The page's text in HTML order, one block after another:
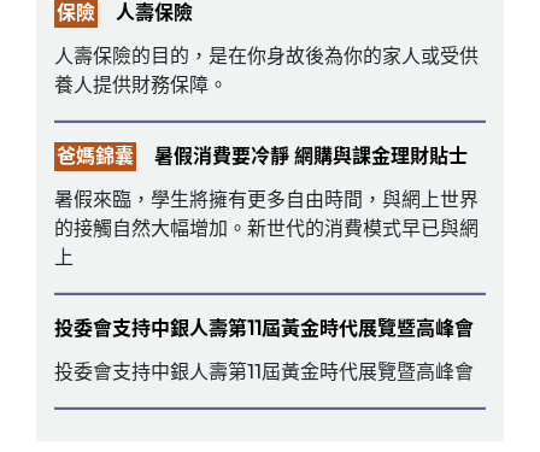
保險
人壽保險
人壽保險的目的，是在你身故後為你的家人或受供
養人提供財務保障。
爸媽錦囊
暑假消費要冷靜 網購與課金理財貼士
暑假來臨，學生將擁有更多自由時間，與網上世界
的接觸自然大幅增加。新世代的消費模式早已與網
上
投委會支持中銀人壽第11屆黃金時代展覽暨高峰會
投委會支持中銀人壽第11屆黃金時代展覽暨高峰會